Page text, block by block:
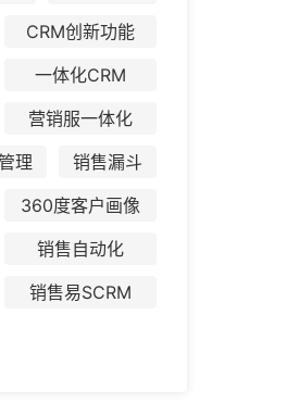
CRM创新功能
一体化CRM
营销服一体化
理
销售漏斗
360度客户画像
销售自动化
销售易SCRM